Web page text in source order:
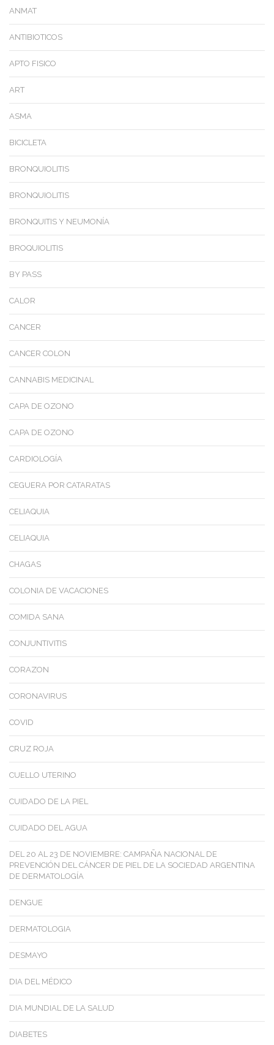
ANMAT
ANTIBIOTICOS
APTO FISICO
ART
ASMA
BICICLETA
BRONQUIOLITIS
BRONQUIOLITIS
BRONQUITIS Y NEUMONÍA
BROQUIOLITIS
BY PASS
CALOR
CANCER
CANCER COLON
CANNABIS MEDICINAL
CAPA DE OZONO
CAPA DE OZONO
CARDIOLOGÍA
CEGUERA POR CATARATAS
CELIAQUIA
CELIAQUIA
CHAGAS
COLONIA DE VACACIONES
COMIDA SANA
CONJUNTIVITIS
CORAZON
CORONAVIRUS
COVID
CRUZ ROJA
CUELLO UTERINO
CUIDADO DE LA PIEL
CUIDADO DEL AGUA
DEL 20 AL 23 DE NOVIEMBRE: CAMPAÑA NACIONAL DE
PREVENCIÓN DEL CÁNCER DE PIEL DE LA SOCIEDAD ARGENTINA
DE DERMATOLOGÍA
DENGUE
DERMATOLOGIA
DESMAYO
DIA DEL MÉDICO
DIA MUNDIAL DE LA SALUD
DIABETES